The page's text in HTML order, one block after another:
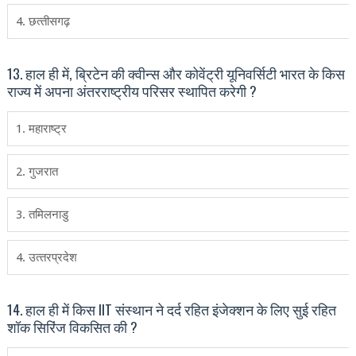
4. छत्‍तीसगढ़
13. हाल ही में, ब्रिटेन की क्वीन्स और कोवेंट्री यूनिवर्सिटी भारत के किस
राज्य में अपना अंतरराष्ट्रीय परिसर स्थापित करेगी ?
1. महाराष्‍ट्र
2. गुजरात
3. तमिलनाडु
4. उत्‍तरप्रदेश
14. हाल ही में किस IIT संस्‍थान ने दर्द रहित इंजेक्‍शन के लिए सुई रहित
शॉक सिरिंज विकसित की ?